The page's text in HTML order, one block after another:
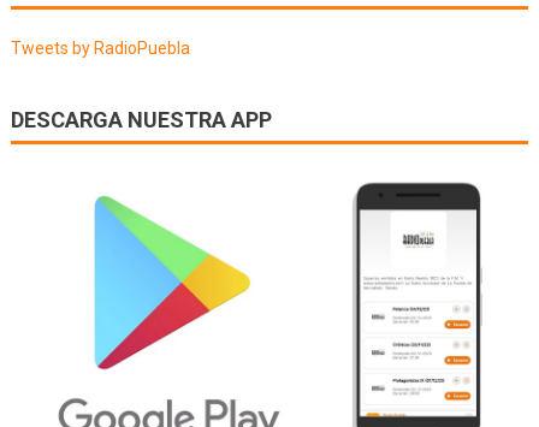
entradas
Tweets by RadioPuebla
DESCARGA NUESTRA APP